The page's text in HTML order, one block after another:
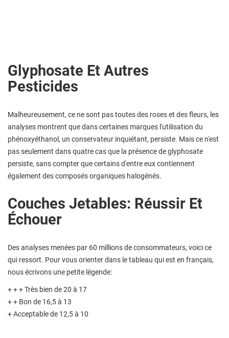
Glyphosate Et Autres
Pesticides
Malheureusement, ce ne sont pas toutes des roses et des fleurs, les
analyses montrent que dans certaines marques l'utilisation du
phénoxyéthanol, un conservateur inquiétant, persiste. Mais ce n'est
pas seulement dans quatre cas que la présence de glyphosate
persiste, sans compter que certains d'entre eux contiennent
également des composés organiques halogénés.
Couches Jetables: Réussir Et
Échouer
Des analyses menées par 60 millions de consommateurs, voici ce
qui ressort. Pour vous orienter dans le tableau qui est en français,
nous écrivons une petite légende:
+ + + Très bien de 20 à 17
+ + Bon de 16,5 à 13
+ Acceptable de 12,5 à 10